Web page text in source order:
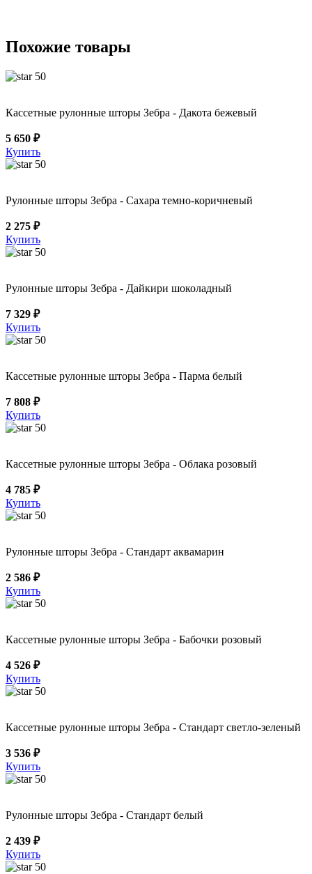
Похожие товары
50
Кассетные рулонные шторы Зебра - Дакота бежевый
5 650 ₽
Купить
50
Рулонные шторы Зебра - Сахара темно-коричневый
2 275 ₽
Купить
50
Рулонные шторы Зебра - Дайкири шоколадный
7 329 ₽
Купить
50
Кассетные рулонные шторы Зебра - Парма белый
7 808 ₽
Купить
50
Кассетные рулонные шторы Зебра - Облака розовый
4 785 ₽
Купить
50
Рулонные шторы Зебра - Стандарт аквамарин
2 586 ₽
Купить
50
Кассетные рулонные шторы Зебра - Бабочки розовый
4 526 ₽
Купить
50
Кассетные рулонные шторы Зебра - Стандарт светло-зеленый
3 536 ₽
Купить
50
Рулонные шторы Зебра - Стандарт белый
2 439 ₽
Купить
50